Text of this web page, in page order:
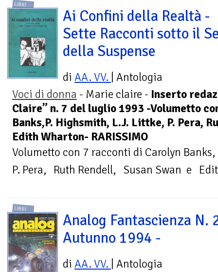
LIBRI
Ai Confini della Realtà -
Sette Racconti sotto il
della Suspense
di AA. VV. | Antologia
Voci di donna - Marie claire - Inserto
Claire” n. 7 del luglio 1993 -Volumetto
Banks,P. Highsmith, L.J. Littke, P. Pera,
Edith Wharton- RARISSIMO
Volumetto con 7 racconti di Carolyn
P. Pera, Ruth Rendell, Susan Swan e
LIBRI
Analog Fantascienza N.
Autunno 1994 -
di AA. VV. | Antologia